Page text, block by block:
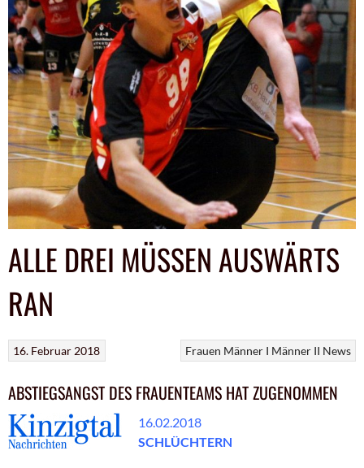
ALLE DREI MÜSSEN AUSWÄRTS
RAN
Frauen Männer I Männer II News
16. Februar 2018
ABSTIEGSANGST DES FRAUENTEAMS HAT ZUGENOMMEN
16.02.2018
SCHLÜCHTERN